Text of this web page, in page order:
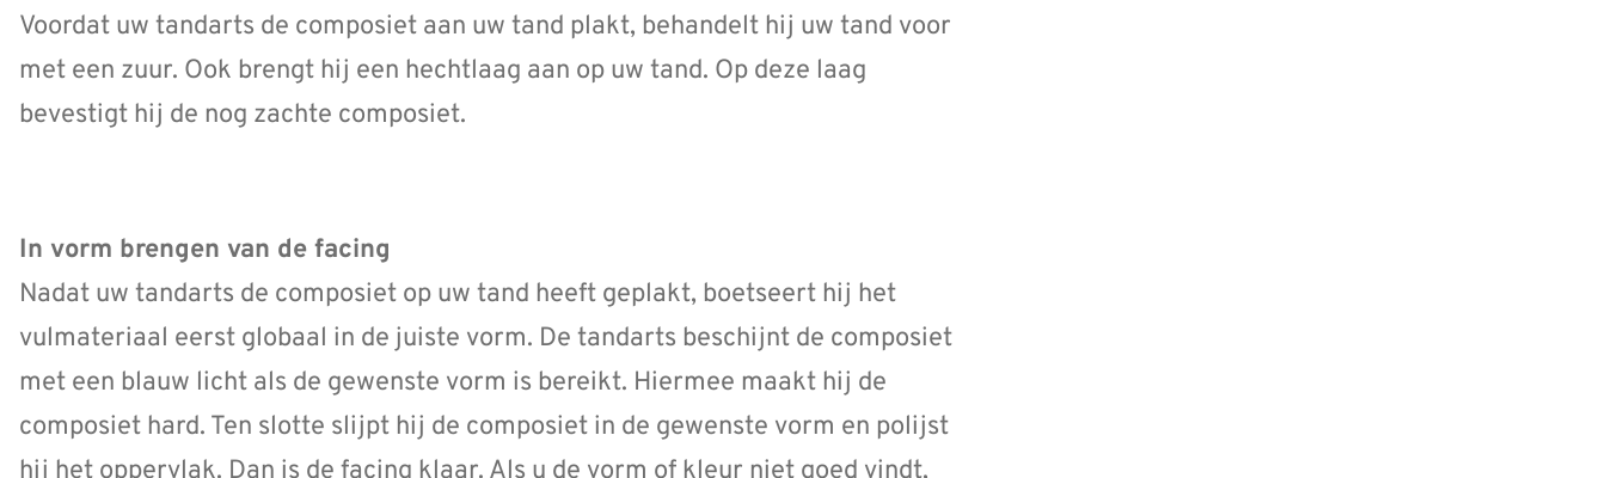
Voordat uw tandarts de composiet aan uw tand plakt, behandelt hij uw tand voor
met een zuur. Ook brengt hij een hechtlaag aan op uw tand. Op deze laag
bevestigt hij de nog zachte composiet.
In vorm brengen van de facing
Nadat uw tandarts de composiet op uw tand heeft geplakt, boetseert hij het
vulmateriaal eerst globaal in de juiste vorm. De tandarts beschijnt de composiet
met een blauw licht als de gewenste vorm is bereikt. Hiermee maakt hij de
composiet hard. Ten slotte slijpt hij de composiet in de gewenste vorm en polijst